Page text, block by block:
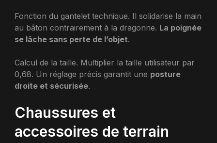
Fonction du gantelet technique. Il solidarise la main
au bâton contrairement à la dragonne. La poignée
se lâche sans perte de l’objet.
Calcul de la taille. Multiplier la taille utilisateur par
0,68. Un réglage précis garantit une posture
droite et sécurisée.
Chaussures et
accessoires de terrain